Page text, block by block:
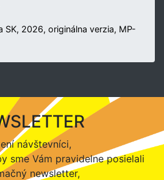
SK, 2026, originálna verzia, MP-
návštevníci,
sme Vám pravidelne posielali
newsletter,